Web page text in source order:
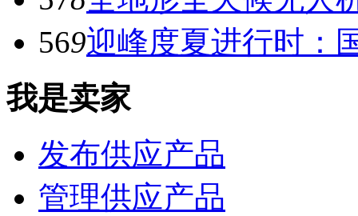
569迎峰度夏进行时：
我是卖家
发布供应产品
管理供应产品